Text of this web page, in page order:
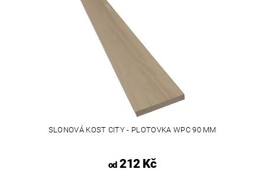
SLONOVÁ KOST CITY - PLOTOVKA WPC 90 MM
od212 Kč